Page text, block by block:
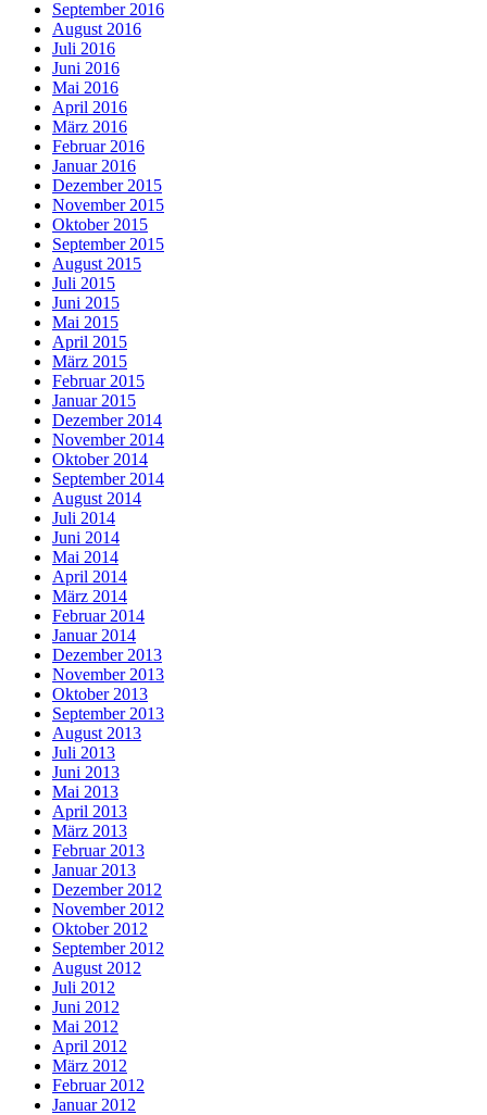
September 2016
August 2016
Juli 2016
Juni 2016
Mai 2016
April 2016
März 2016
Februar 2016
Januar 2016
Dezember 2015
November 2015
Oktober 2015
September 2015
August 2015
Juli 2015
Juni 2015
Mai 2015
April 2015
März 2015
Februar 2015
Januar 2015
Dezember 2014
November 2014
Oktober 2014
September 2014
August 2014
Juli 2014
Juni 2014
Mai 2014
April 2014
März 2014
Februar 2014
Januar 2014
Dezember 2013
November 2013
Oktober 2013
September 2013
August 2013
Juli 2013
Juni 2013
Mai 2013
April 2013
März 2013
Februar 2013
Januar 2013
Dezember 2012
November 2012
Oktober 2012
September 2012
August 2012
Juli 2012
Juni 2012
Mai 2012
April 2012
März 2012
Februar 2012
Januar 2012